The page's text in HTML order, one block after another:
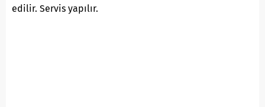
edilir. Servis yapılır.